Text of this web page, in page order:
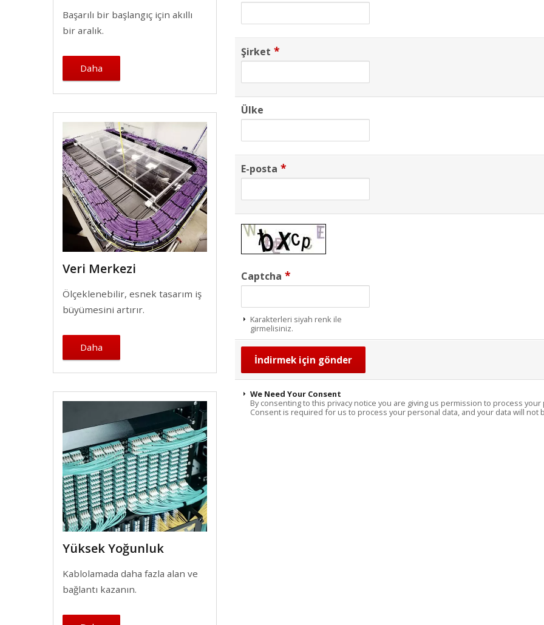
Başarılı bir başlangıç için akıllı
bir aralık.
Daha
Veri Merkezi
Ölçeklenebilir, esnek tasarım iş
büyümesini artırır.
Daha
Yüksek Yoğunluk
Kablolamada daha fazla alan ve
bağlantı kazanın.
Şirket *
Ülke
E-posta *
Captcha *
Karakterleri siyah renk ile
girmelisiniz.
We Need Your Consent
By consenting to this privacy notice you are giving us permission to process
Consent is required for us to process your personal data, and your data will not